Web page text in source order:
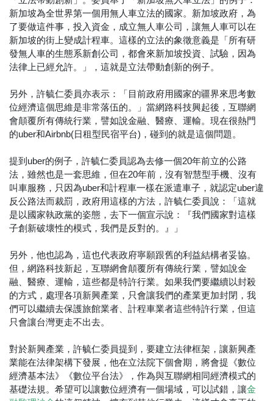
新加坡為全世界第一個用無人車立法的國家。新加坡政府，為
了要做這件事，投入資金，成立無人車公司，讓無人車可以在
新加坡的街上變成計程車。這樣的立法的象徵意義是「所有研
發無人車的生態系新創公司，都會來新加坡投資、試驗，因為
法律上已經允許。」，這就是立法帶動創新的例子。
另外，許毓仁委員亦表示：「目前政府用國家的疆界來思考數
位經濟這個思維是非常落伍的。」當網路科技興起後，互聯網
會顛覆所有傳統行業，譬如說金融、醫療、運輸。現在很熱門
的uber和Airbnb(日租型民宿平台)，碰到的就是這個問題。
提到uber的例子，許毓仁委員認為去修一個20年前立的公路
法，雖然也是一套思維，但在20年前，沒有智慧型手機、沒有
叫車服務，只因為uber和計程車一樣在派遣車子，就認定uber違
反公路法而裁罰，政府用這樣的方法，許毓仁委員說：「這就
是以國家執政黨的姿態，去下一個宣示說：『我們國家對這樣
子創新破壞性的模式，我們是反對的。』」
另外，他也認為，這也代表政府寧願跟舊的利益結構者妥協。
但，網路科技新起，互聯網會顛覆所有傳統行業，譬如說金
融、醫療、運輸，這些都是特許行業。如果我們要繼續以封殺
的方式，處理各項新興產業，只會讓我們的產業更加封閉，我
們可以繼續去保護旅館業者、計程車業者這些特許行業，但這
只會讓台灣更走不出去。
對於新興產業，許毓仁委員提到，要建立法律框架，讓新興產
業能在法律架構下發展，他在立法院下個會期，將會提《數位
經濟基本法》《數位平台法》，作為與互聯網相同經濟模式的
基礎法規。希望可以讓數位經濟有一個場域，可以試錯，讓金